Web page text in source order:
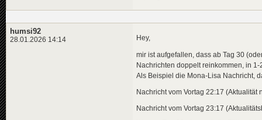
humsi92
28.01.2026 14:14 Hey,
mir ist aufgefallen, dass ab Tag 30
Nachrichten doppelt reinkommen, in 1-
Als Beispiel die Mona-Lisa Nachricht,
Nachricht vom Vortag 22:17
Nachricht vom Vortag 23:17